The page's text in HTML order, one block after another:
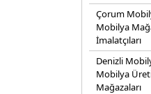
Çorum
Mobilya
İmalatçıları
Denizli
Mobilya
Mağazaları